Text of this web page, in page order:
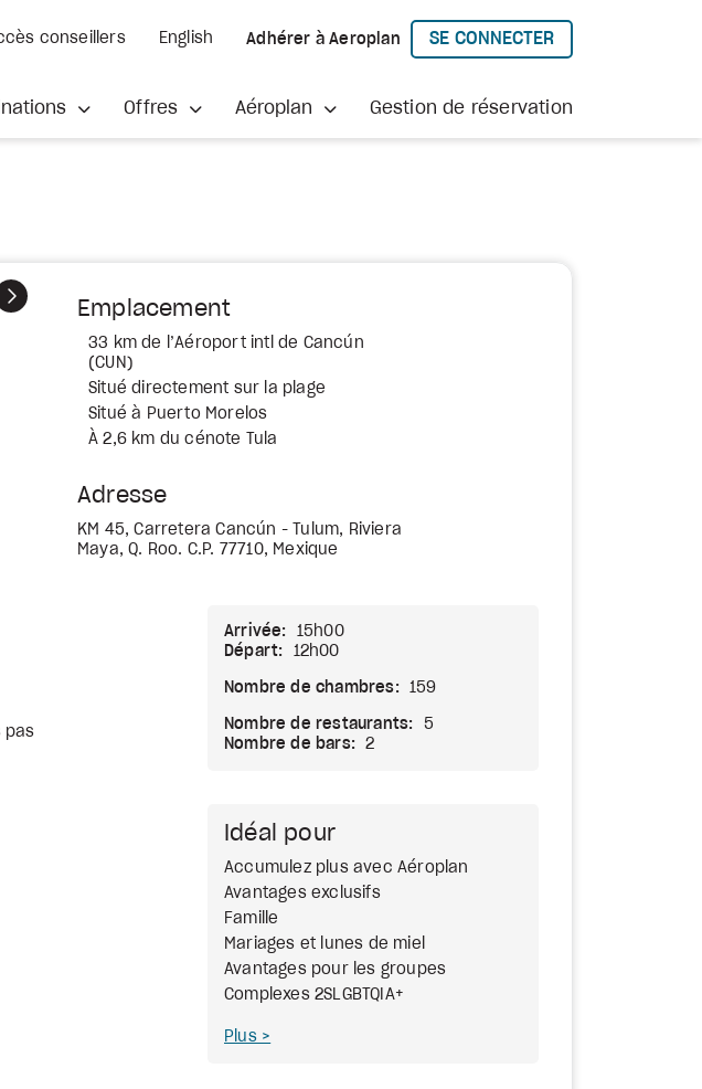
conseillers English Adhérer à Aeroplan
SE CONNECTER
À AEROPLAN
Offres Aéroplan Gestion de réservation
Suivant Emplacement
33 km de l’Aéroport intl de Cancún
(CUN)
Situé directement sur la plage
Situé à Puerto Morelos
À 2,6 km du cénote Tula
Adresse
KM 45, Carretera Cancún - Tulum, Riviera
Maya, Q. Roo. C.P. 77710, Mexique
pas
Arrivée:
15h00
Départ:
12h00
Nombre de chambres: 159
Nombre de restaurants:
5
Nombre de bars:
2
Idéal pour
Accumulez plus avec Aéroplan
Avantages exclusifs
Famille
Mariages et lunes de miel
Avantages pour les groupes
Complexes 2SLGBTQIA+
Plus